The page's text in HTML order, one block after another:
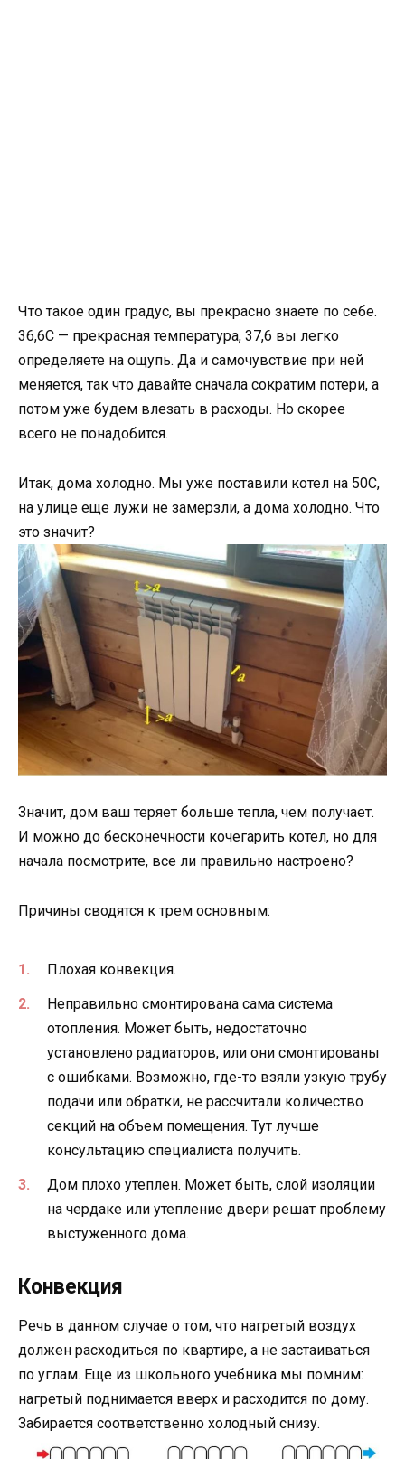
Что такое один градус, вы прекрасно знаете по себе.
36,6С — прекрасная температура, 37,6 вы легко
определяете на ощупь. Да и самочувствие при ней
меняется, так что давайте сначала сократим потери, а
потом уже будем влезать в расходы. Но скорее
всего не понадобится.
Итак, дома холодно. Мы уже поставили котел на 50С,
на улице еще лужи не замерзли, а дома холодно. Что
это значит?
Значит, дом ваш теряет больше тепла, чем получает.
И можно до бесконечности кочегарить котел, но для
начала посмотрите, все ли правильно настроено?
Причины сводятся к трем основным:
Плохая конвекция.
Неправильно смонтирована сама система
отопления. Может быть, недостаточно
установлено радиаторов, или они смонтированы
с ошибками. Возможно, где-то взяли узкую трубу
подачи или обратки, не рассчитали количество
секций на объем помещения. Тут лучше
консультацию специалиста получить.
Дом плохо утеплен. Может быть, слой изоляции
на чердаке или утепление двери решат проблему
выстуженного дома.
Конвекция
Речь в данном случае о том, что нагретый воздух
должен расходиться по квартире, а не застаиваться
по углам. Еще из школьного учебника мы помним:
нагретый поднимается вверх и расходится по дому.
Забирается соответственно холодный снизу.